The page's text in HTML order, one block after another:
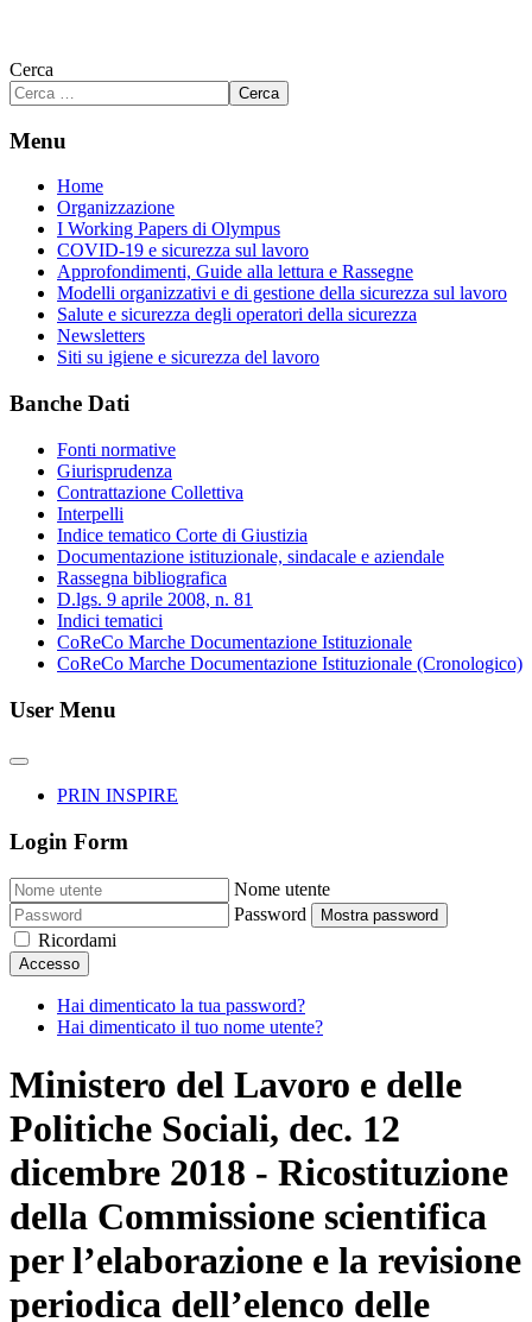
Cerca
Cerca
Menu
Home
Organizzazione
I Working Papers di Olympus
COVID-19 e sicurezza sul lavoro
Approfondimenti, Guide alla lettura e Rassegne
Modelli organizzativi e di gestione della sicurezza sul lavoro
Salute e sicurezza degli operatori della sicurezza
Newsletters
Siti su igiene e sicurezza del lavoro
Banche Dati
Fonti normative
Giurisprudenza
Contrattazione Collettiva
Interpelli
Indice tematico Corte di Giustizia
Documentazione istituzionale, sindacale e aziendale
Rassegna bibliografica
D.lgs. 9 aprile 2008, n. 81
Indici tematici
CoReCo Marche Documentazione Istituzionale
CoReCo Marche Documentazione Istituzionale (Cronologico)
User Menu
PRIN INSPIRE
Login Form
Nome utente
Password
Mostra password
Ricordami
Accesso
Hai dimenticato la tua password?
Hai dimenticato il tuo nome utente?
Ministero del Lavoro e delle
Politiche Sociali, dec. 12
dicembre 2018 - Ricostituzione
della Commissione scientifica
per l’elaborazione e la revisione
periodica dell’elenco delle